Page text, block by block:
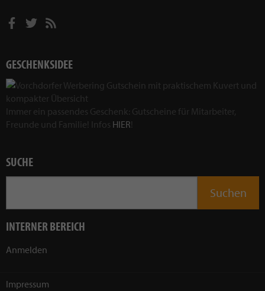
GESCHENKSIDEE
Immer ein passendes Geschenk: Gutscheine für Mitarbeiter,
Freunde und Familie! Infos HIER!
SUCHE
INTERNER BEREICH
Anmelden
Impressum